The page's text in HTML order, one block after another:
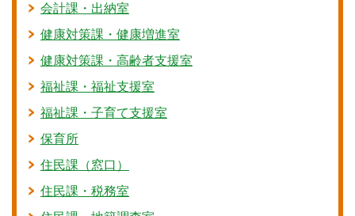
会計課・出納室
健康対策課・健康増進室
健康対策課・高齢者支援室
福祉課・福祉支援室
福祉課・子育て支援室
保育所
住民課（窓口）
住民課・税務室